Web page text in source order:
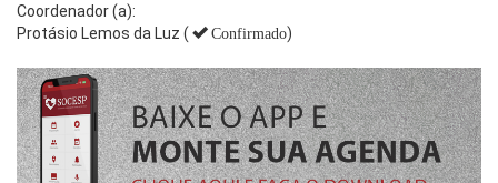
Coordenador (a):
Protásio Lemos da Luz (
Confirmado)